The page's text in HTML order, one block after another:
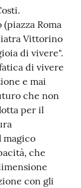
(piazza Roma
Vittorino
di vivere".
di vivere
e mai
che non
per il
magico
che
con gli